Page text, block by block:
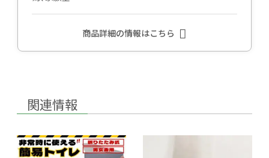
商品詳細の情報はこちら
関連情報